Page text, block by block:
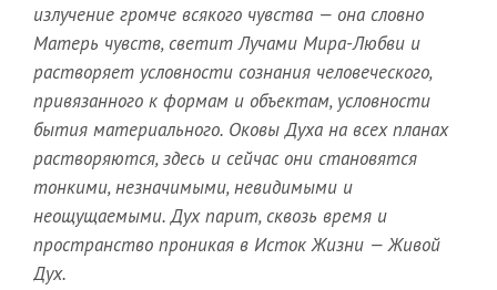
излучение громче всякого чувства — она словно
Матерь чувств, светит Лучами Мира-Любви и
растворяет условности сознания человеческого,
привязанного к формам и объектам, условности
бытия материального. Оковы Духа на всех планах
растворяются, здесь и сейчас они становятся
тонкими, незначимыми, невидимыми и
неощущаемыми. Дух парит, сквозь время и
пространство проникая в Исток Жизни — Живой
Дух.